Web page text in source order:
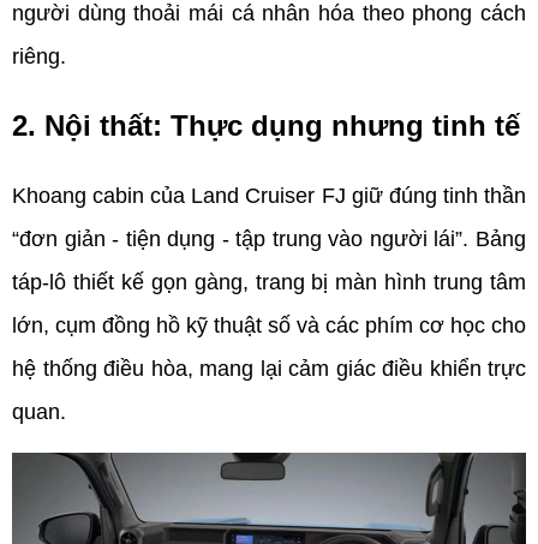
người dùng thoải mái cá nhân hóa theo phong cách
riêng.
2. Nội thất: Thực dụng nhưng tinh tế
Khoang cabin của Land Cruiser FJ giữ đúng tinh thần
“đơn giản - tiện dụng - tập trung vào người lái”. Bảng
táp-lô thiết kế gọn gàng, trang bị màn hình trung tâm
lớn, cụm đồng hồ kỹ thuật số và các phím cơ học cho
hệ thống điều hòa, mang lại cảm giác điều khiển trực
quan.